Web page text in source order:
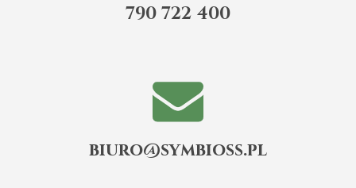
790 722 400
biuro@symbioss.pl